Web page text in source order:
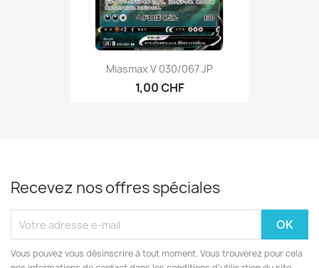
Miasmax V 030/067 JP
1,00 CHF
Recevez nos offres spéciales
Vous pouvez vous désinscrire à tout moment. Vous trouverez pour cela